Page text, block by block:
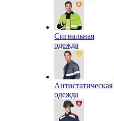
Сигнальная
одежда
Антистатическая
одежда